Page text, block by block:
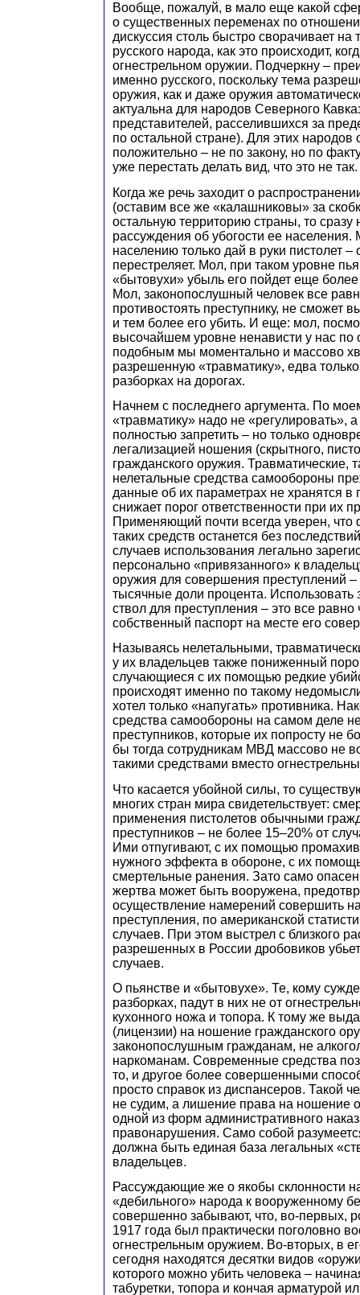
Вообще, пожалуй, в мало еще какой
о существенных переменах по
дискуссия столь быстро сворачивает на
русского народа, как это происходит,
огнестрельном оружии. Подчеркну –
именно русского, поскольку тема
оружия, как и даже оружия
актуальна для народов Северного
представителей, расселившихся за
по остальной стране). Для этих
положительно – не по закону, но по
уже перестать делать вид, что это не так.
Когда же речь заходит о
(оставим все же «калашниковы» за
остальную территорию страны, то сразу
рассуждения об убогости ее населения.
населению только дай в руки пистолет –
перестреляет. Мол, при таком уровне
«бытовухи» убыль его пойдет еще
Мол, законопослушный человек все
противостоять преступнику, не сможет
и тем более его убить. И еще: мол,
высочайшем уровне ненависти у нас по
подобным мы моментально и массово
разрешенную «травматику», едва только
разборках на дорогах.
Начнем с последнего аргумента. По
«травматику» надо не «регулировать», а
полностью запретить – но только
легализацией ношения (скрытного,
гражданского оружия. Травматические,
нелетальные средства самообороны
данные об их параметрах не хранятся в
снижает порог ответственности при их
Применяющий почти всегда уверен, что
таких средств останется без
случаев использования легально
персонально «привязанного» к
оружия для совершения преступлений
тысячные доли процента. Использовать
ствол для преступления – это все равно
собственный паспорт на месте его
Называясь нелетальными,
у их владельцев также пониженный
случающиеся с их помощью редкие
происходят именно по такому
хотел только «напугать» противника.
средства самообороны на самом деле
преступников, которые их попросту не
бы тогда сотрудникам МВД массово не
такими средствами вместо
Что касается убойной силы, то
многих стран мира свидетельствует:
применения пистолетов обычными
преступников – не более 15–20% от
Ими отпугивают, с их помощью
нужного эффекта в обороне, с их
смертельные ранения. Зато само
жертва может быть вооружена,
осуществление намерений совершить
преступления, по американской
случаев. При этом выстрел с близкого
разрешенных в России дробовиков
случаев.
О пьянстве и «бытовухе». Те, кому
разборках, падут в них не от
кухонного ножа и топора. К тому же
(лицензии) на ношение гражданского
законопослушным гражданам, не
наркоманам. Современные средства
то, и другое более совершенными
просто справок из диспансеров. Такой
не судим, а лишение права на ношение
одной из форм административного
правонарушения. Само собой
должна быть единая база легальных
владельцев.
Рассуждающие же о якобы склонности
«дебильного» народа к вооруженному
совершенно забывают, что, во-первых,
1917 года был практически поголовно
огнестрельным оружием. Во-вторых, в
сегодня находятся десятки видов
которого можно убить человека –
табуретки, топора и кончая арматурой